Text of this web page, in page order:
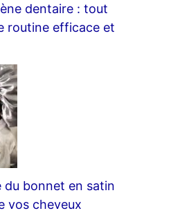
dentaire : tout
routine efficace et
du bonnet en satin
vos cheveux